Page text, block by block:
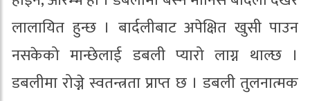
लालायित हुन्छ । बार्दलीबाट अपेक्षित खुसी पाउन
नसकेको मान्छेलाई डबली प्यारो लाग्न थाल्छ ।
डबलीमा रोज्ने स्वतन्त्रता प्राप्त छ । डबली तुलनात्मक